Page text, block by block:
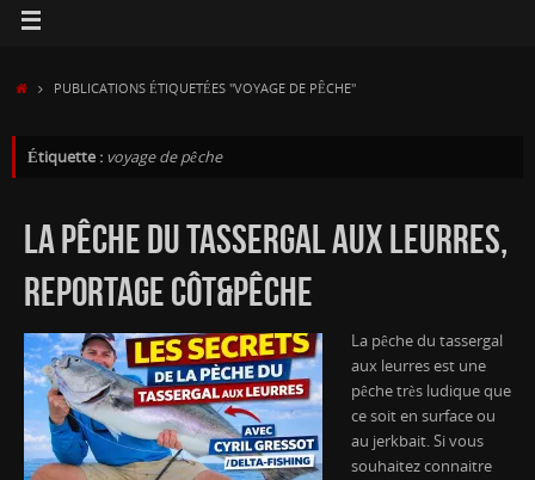
ACCUEIL
PUBLICATIONS ÉTIQUETÉES "VOYAGE DE PÊCHE"
Étiquette : voyage de pêche
LA PÊCHE DU TASSERGAL AUX LEURRES,
REPORTAGE CÔT&PÊCHE
La pêche du tassergal
aux leurres est une
pêche très ludique que
ce soit en surface ou
au jerkbait. Si vous
souhaitez connaitre